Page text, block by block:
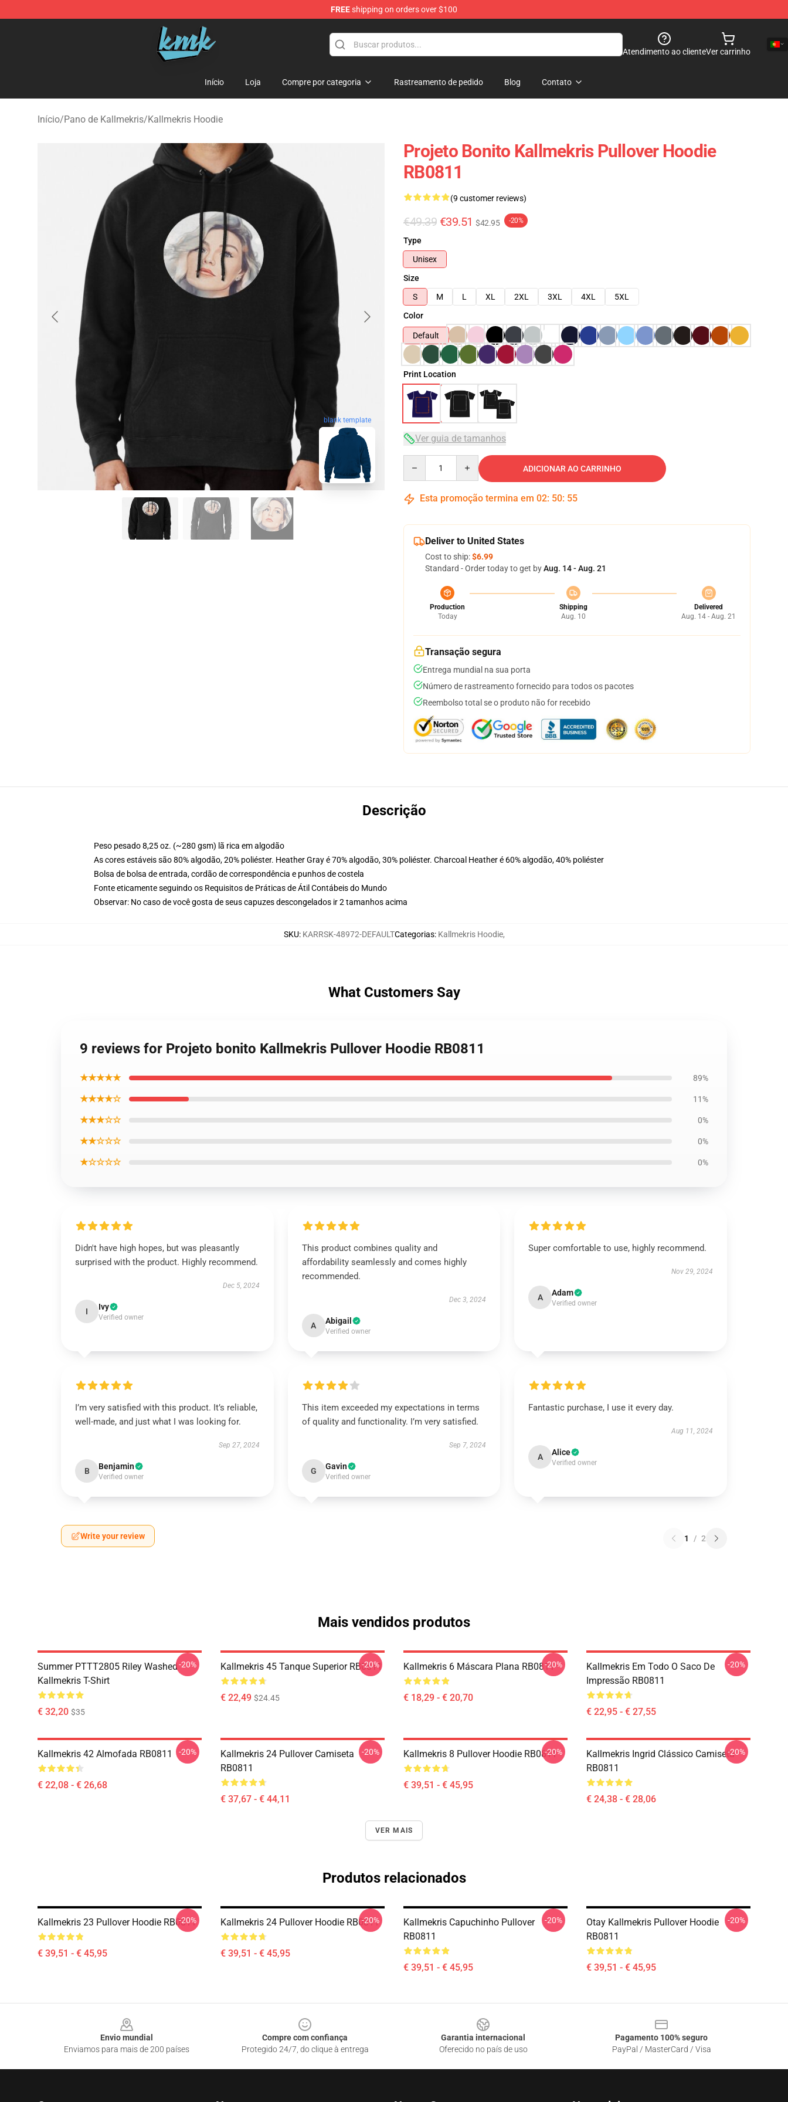
FREEshipping on orders over $100
KallMeKris Store - Official KallMeKris Merchandise Shop
Atendimento ao clienteVer carrinho
Início Loja Compre por categoria Rastreamento de pedido Blog Contato
Início/Pano de Kallmekris/Kallmekris Hoodie
blank template
Projeto Bonito Kallmekris Pullover Hoodie
RB0811
(9 customer reviews)
€49.39 €39.51 $42.95 -20%
Type
Unisex
Size
S
M L XL 2XL 3XL 4XL
5XL
Color
Default
Print Location
Ver guia de tamanhos
ADICIONAR AO CARRINHO
Esta promoção termina em 02: 50: 54
Deliver to United States
Cost to ship:$6.99
Standard - Order today to get byAug. 14 - Aug. 21
Production
Today
Shipping
Aug. 10
Delivered
Aug. 14 - Aug. 21
Transação segura
Entrega mundial na sua porta
Número de rastreamento fornecido para todos os pacotes
Reembolso total se o produto não for recebido
Descrição
Peso pesado 8,25 oz. (~280 gsm) lã rica em algodão
As cores estáveis são 80% algodão, 20% poliéster. Heather Gray é 70% algodão, 30% poliéster. Charcoal Heather é 60% algodão, 40% poliéster
Bolsa de bolsa de entrada, cordão de correspondência e punhos de costela
Fonte eticamente seguindo os Requisitos de Práticas de Átil Contábeis do Mundo
Observar: No caso de você gosta de seus capuzes descongelados ir 2 tamanhos acima
SKU: KARRSK-48972-DEFAULTCategorias: Kallmekris Hoodie,
What Customers Say
9 reviews for Projeto bonito Kallmekris Pullover Hoodie RB0811
★★★★★ 89%
★★★★☆ 11%
★★★☆☆ 0%
★★☆☆☆ 0%
★☆☆☆☆ 0%
Didn't have high hopes, but was pleasantly
surprised with the product. Highly recommend.
Dec 5, 2024
I Ivy
Verified owner
This product combines quality and
affordability seamlessly and comes highly
recommended.
Dec 3, 2024
A Abigail
Verified owner
Super comfortable to use, highly recommend.
Nov 29, 2024
A Adam
Verified owner
I’m very satisfied with this product. It’s reliable,
well-made, and just what I was looking for.
Sep 27, 2024
B Benjamin
Verified owner
This item exceeded my expectations in terms
of quality and functionality. I’m very satisfied.
Sep 7, 2024
G Gavin
Verified owner
Fantastic purchase, I use it every day.
Aug 11, 2024
A Alice
Verified owner
Write your review 1 / 2
Mais vendidos produtos
Summer PTTT2805 Riley Washed
Kallmekris T-Shirt
€ 32,20 $35
-20% Kallmekris 45 Tanque Superior RB0811
€ 22,49 $24.45
-20% Kallmekris 6 Máscara Plana RB0811
€ 18,29 - € 20,70
-20%
Kallmekris Em Todo O Saco De
Impressão RB0811
€ 22,95 - € 27,55
-20%
Kallmekris 42 Almofada RB0811
€ 22,08 - € 26,68
-20%
Kallmekris 24 Pullover Camiseta
RB0811
€ 37,67 - € 44,11
-20% Kallmekris 8 Pullover Hoodie RB0811
€ 39,51 - € 45,95
-20%
Kallmekris Ingrid Clássico Camiseta
RB0811
€ 24,38 - € 28,06
-20%
VER MAIS
Produtos relacionados
Kallmekris 23 Pullover Hoodie RB0811
€ 39,51 - € 45,95
-20% Kallmekris 24 Pullover Hoodie RB0811
€ 39,51 - € 45,95
-20%
Kallmekris Capuchinho Pullover
RB0811
€ 39,51 - € 45,95
-20%
Otay Kallmekris Pullover Hoodie
RB0811
€ 39,51 - € 45,95
-20%
Envio mundial
Enviamos para mais de 200 países
Compre com confiança
Protegido 24/7, do clique à entrega
Garantia internacional
Oferecido no país de uso
Pagamento 100% seguro
PayPal / MasterCard / Visa